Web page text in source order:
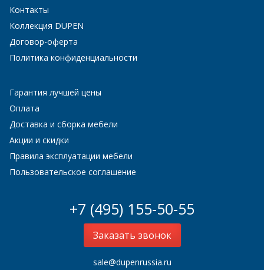
Контакты
Коллекция DUPEN
Договор-оферта
Политика конфиденциальности
Гарантия лучшей цены
Оплата
Доставка и сборка мебели
Акции и скидки
Правила эксплуатации мебели
Пользовательское соглашение
+7 (495) 155-50-55
Заказать звонок
sale@dupenrussia.ru